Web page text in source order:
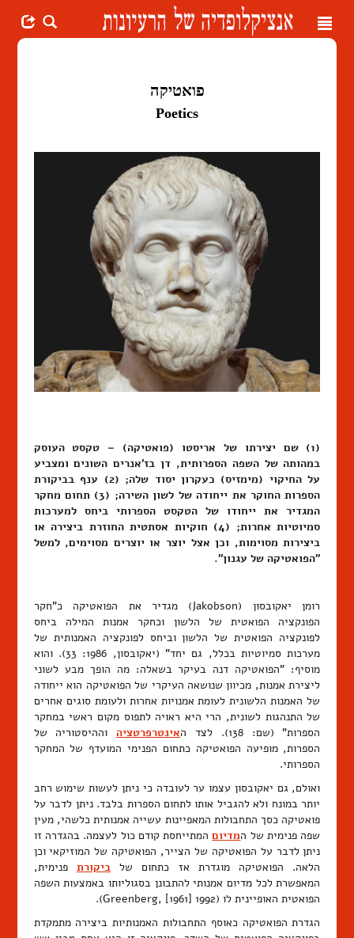
Toggle
פואטיקה
Poetics
(1) שם יצירתו של אריסטו (פואטיקה) – טקסט העוסק
במהותה של השפה הספרותית, דן בז'אנרים השונים ומצביע
על החיקוי (מימזיס) כעקרון יסוד שלה; (2) ענף בביקורת
הספרות החוקר את ייחודה של לשון השירה; (3) תחום מחקר
המגדיר את ייחודו של הטקסט הספרותי ביחס למערכות
סמיוטיות אחרות; (4) חוקיות אסתטית החוזרת ביצירה או
ביצירות מסוימות, וכן אצל יוצר או יוצרים מסוימים, למשל
"הפואטיקה של עגנון".
רומן יאקובסון (Jakobson) מגדיר את הפואטיקה כ"חקר
הפונקציה הפואטית של הלשון וכחקר אמנות המילה ביחס
לפונקציה הפואטית של הלשון וביחס לפונקציה האמנותית של
מערכות סמיוטיות בכלל, גם יחד" (יאקובסון, 1986: 33). והוא
מוסיף: "הפואטיקה דנה בעיקר בשאלה: מה הופך מבע לשוני
ליצירת אמנות, מכיוון שנושאה העיקרי של הפואטיקה הוא ייחודה
של האמנות הלשונית לעומת אמנויות אחרות ולעומת סוגים אחרים
של התנהגות לשונית, הרי היא ראויה לתפוס מקום ראשי במחקר
הספרות" (שם: 138). לצד ה
אינטרפרטציה וההיסטוריה של
הספרות, מופיעה הפואטיקה כתחום הפנימי המועדף של המחקר
הספרותי.
ואולם, גם יאקובסון עצמו ער לעובדה כי ניתן לעשות שימוש רחב
יותר במונח ולא להגביל אותו לתחום הספרות בלבד. ניתן לדבר על
פואטיקה כסך התחבולות המאפיינות עשייה אמנותית כלשהי, מעין
שפה פנימית של המדיוםהמתייחסת קודם כול לעצמה. בהגדרה זו
ניתן לדבר על הפואטיקה של הצייר, הפואטיקה של המוזיקאי וכן
הלאה. הפואטיקה מוגדרת אז כתחום שלביקורת פנימית,
המאפשרת לכל מדיום אמנותי להתבונן בסגוליותו באמצעות השפה
הפואטית האופיינית לו (Greenberg, [1961] 1992).
הגדרת הפואטיקה כאוסף התחבולות האמנותיות ביצירה מתמקדת